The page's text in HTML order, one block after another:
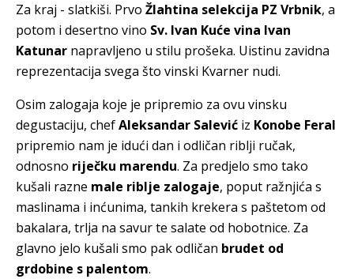
Za kraj - slatkiši. Prvo Žlahtina selekcija PZ Vrbnik, a
potom i desertno vino Sv. Ivan Kuće vina Ivan
Katunar napravljeno u stilu prošeka. Uistinu zavidna
reprezentacija svega što vinski Kvarner nudi.
Osim zalogaja koje je pripremio za ovu vinsku
degustaciju, chefAleksandar Salević iz Konobe Feral
pripremio nam je idući dan i odličan riblji ručak,
odnosno riječku marendu. Za predjelo smo tako
kušali razne male riblje zalogaje, poput ražnjića s
maslinama i inćunima, tankih krekera s paštetom od
bakalara, trlja na savur te salate od hobotnice. Za
glavno jelo kušali smo pak odličan brudet od
grdobine s palentom.